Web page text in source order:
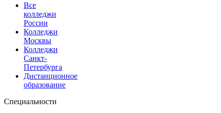
Все
колледжи
России
Колледжи
Москвы
Колледжи
Санкт-
Петербурга
Дистанционное
образование
Специальности